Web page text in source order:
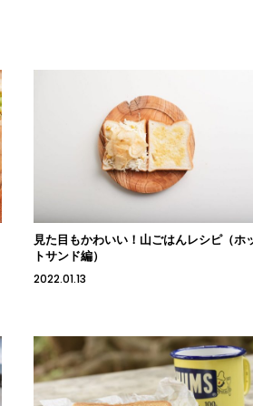
見た目もかわいい！山ごはんレシピ（ホ
トサンド編）
2022.01.13